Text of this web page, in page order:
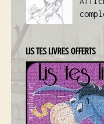
LIS TES LIVRES OFFERTS